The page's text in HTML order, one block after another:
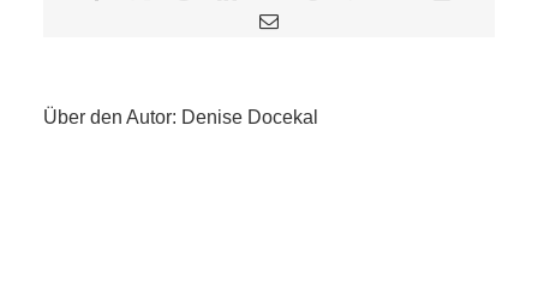
E-
Über den Autor: Denise Docekal